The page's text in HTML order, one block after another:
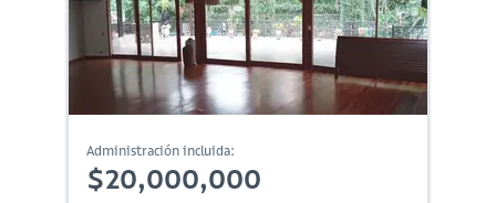
Administración incluida:
$20,000,000